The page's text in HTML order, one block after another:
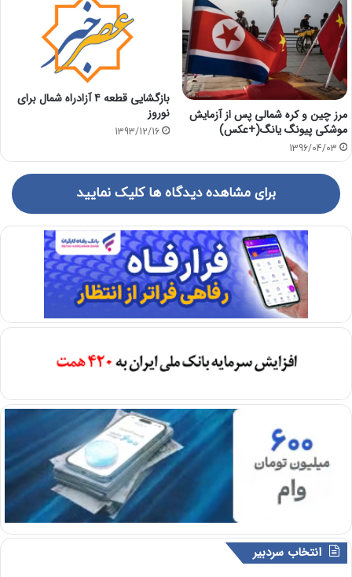
مرز چین و کره شمالی پس از آزمایش
موشکی پیونگ یانگ(+عکس)
1396/04/03
بازگشایی قطعه ۴ آزادراه شمال برای
نوروز
1393/12/16
برای مشاهده دیدگاه ها کلیک نمایید
انتخاب سردبیر